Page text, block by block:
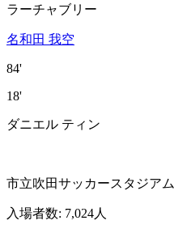
ラーチャブリー
名和田 我空
84'
18'
ダニエル ティン
市立吹田サッカースタジアム
入場者数: 7,024人